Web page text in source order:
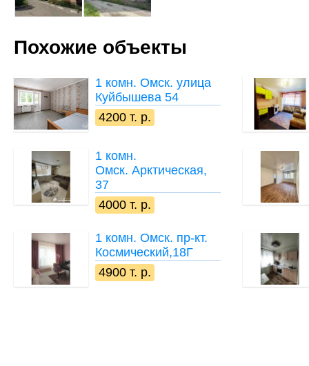
Похожие объекты
1 комн. Омск. улица
Куйбышева 54
4200 т. р.
1 комн.
Омск. Арктическая,
37
4000 т. р.
1 комн. Омск. пр-кт.
Космический,18Г
4900 т. р.